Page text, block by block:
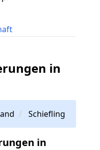
in
Schiefling
in